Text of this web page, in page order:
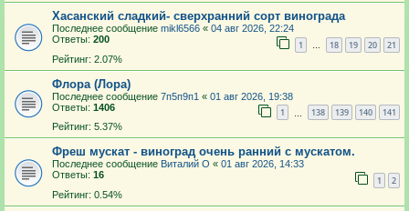
Хасанский сладкий- сверхранний сорт винограда
Последнее сообщение mikl6566 « 04 авг 2026, 22:24
Ответы: 200 1 … 18 19 20 21
Рейтинг: 2.07%
Флора (Лора)
Последнее сообщение 7п5п9п1 « 01 авг 2026, 19:38
Ответы: 1406 1 138 139 140 141
Рейтинг: 5.37%
Фреш мускат - виноград очень ранний с мускатом.
Последнее сообщение Виталий О « 01 авг 2026, 14:33
Ответы: 16 1 2
Рейтинг: 0.54%